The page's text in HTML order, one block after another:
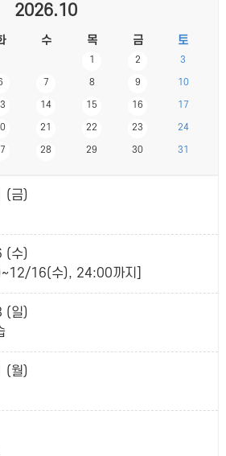
2026.10
수 목 금 토
1 2 3
7 8 9 10
14 15 16 17
21 22 23 24
28 29 30 31
(금)
(수)
16(수), 24:00까지]
(일)
(월)